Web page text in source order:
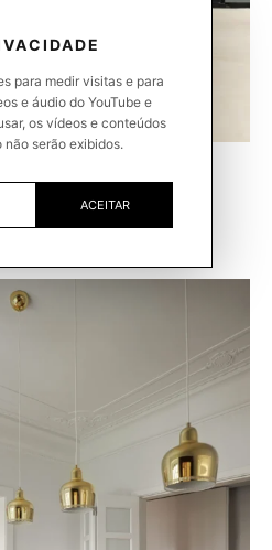
Arquitecto
para medir visitas e para
e áudio do YouTube e
os vídeos e conteúdos
não serão exibidos.
ACEITAR